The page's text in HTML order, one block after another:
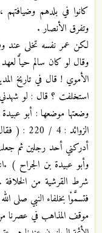
كانوا في بلدهم
وتفرق الأنصار .
لكن عمر نفسه تخلى عند
وقال لو كان سالم حياًّ
استخلفت ؟ قال : لو
وضعتها موضعها : أبو
أدركني أحد رجلين ثم
وأبو عبيدة بن الجراح )
شرط القرشية من الخلافة
فتسمَّوْا بخلفاء النبي صلى
موقف المذاهب في عصرنا